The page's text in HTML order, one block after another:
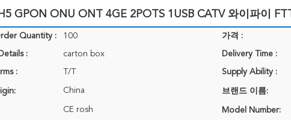
GPON ONU ONT 4GE 2POTS 1USB CATV 와이파이
Quantity : 100 가격 :
: carton box Delivery Time :
: T/T Supply Ability :
China 브랜드 이름:
CE rosh Model Number: